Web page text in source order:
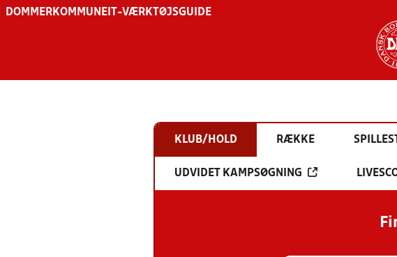
DOMMER KOMMUNE IT-VÆRKTØJSGUIDE
KLUB/HOLD RÆKKE
UDVIDET KAMPSØGNING